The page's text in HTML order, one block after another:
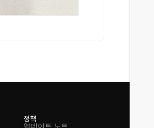
정책
업데이트 노트